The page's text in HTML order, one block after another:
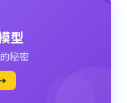
型
秘密